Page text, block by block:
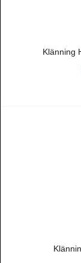
Klänning